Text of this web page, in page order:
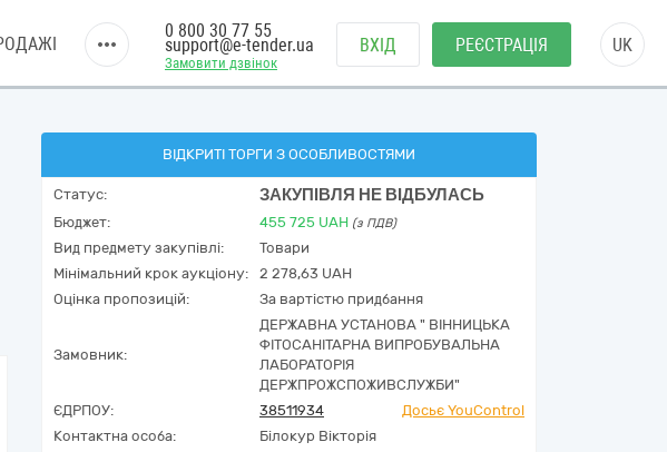
Замовити дзвінок
0 800 30 77 55
support@e-tender.ua ВХІД РЕЄСТРАЦІЯ UK
ВІДКРИТІ ТОРГИ З ОСОБЛИВОСТЯМИ
Статус: ЗАКУПІВЛЯ НЕ ВІДБУЛАСЬ
Бюджет: 455 725 UAH (з ПДВ)
Вид предмету закупівлі:
Товари
Мінімальний крок аукціону:
2 278,63 UAH
Оцінка пропозицій:
За вартістю придбання
Замовник:
ДЕРЖАВНА УСТАНОВА " ВІННИЦЬКА
ФІТОСАНІТАРНА ВИПРОБУВАЛЬНА
ЛАБОРАТОРІЯ
ДЕРЖПРОЖСПОЖИВСЛУЖБИ"
ЄДРПОУ:
38511934
Досьє YouControl
Контактна особа:
Білокур Вікторія